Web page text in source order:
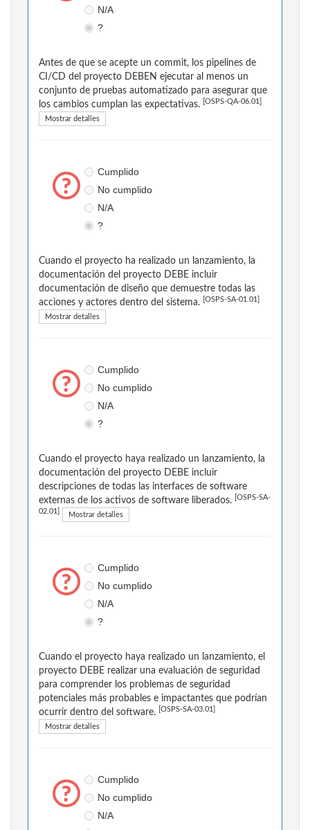
N/A
?
Antes de que se acepte un commit, los pipelines de
CI/CD del proyecto DEBEN ejecutar al menos un
conjunto de pruebas automatizado para asegurar que
los cambios cumplan las expectativas.
[OSPS-QA-06.01]
Mostrar detalles
Cumplido
No cumplido
N/A
?
Cuando el proyecto ha realizado un lanzamiento, la
documentación del proyecto DEBE incluir
documentación de diseño que demuestre todas las
acciones y actores dentro del sistema.
[OSPS-SA-01.01]
Mostrar detalles
Cumplido
No cumplido
N/A
?
Cuando el proyecto haya realizado un lanzamiento, la
documentación del proyecto DEBE incluir
descripciones de todas las interfaces de software
externas de los activos de software liberados.
[OSPS-SA-
02.01] Mostrar detalles
Cumplido
No cumplido
N/A
?
Cuando el proyecto haya realizado un lanzamiento, el
proyecto DEBE realizar una evaluación de seguridad
para comprender los problemas de seguridad
potenciales más probables e impactantes que podrían
ocurrir dentro del software.
[OSPS-SA-03.01]
Mostrar detalles
Cumplido
No cumplido
N/A